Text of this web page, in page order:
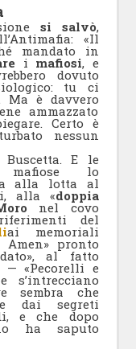
si salvò,
«Il
mandato in
i mafiosi, e
dovuto
tu ci
Ma è davvero
ammazzato
Certo è
nessun
Buscetta. E le
mafiose lo
alla lotta al
alla «doppia
nel covo
del
ai memoriali
pronto
al fatto
— «Pecorelli e
s’intrecciano
sembra che
dai segreti
e che dopo
ha saputo